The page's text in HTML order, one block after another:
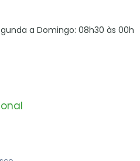
a Domingo: 08h30 às 00h